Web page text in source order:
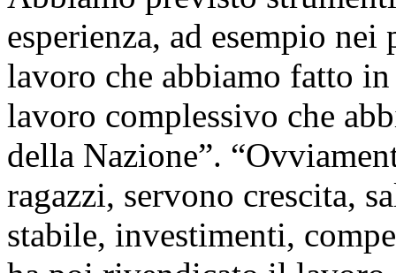
esperienza, ad esempio
lavoro che abbiamo fatto
lavoro complessivo che
della Nazione”.
ragazzi, servono crescita,
stabile, investimenti,